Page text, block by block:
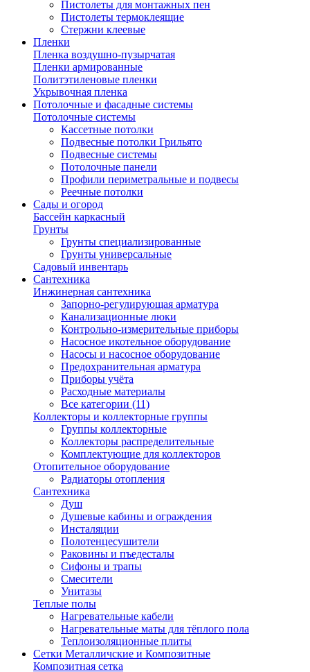
Пистолеты для монтажных пен
Пистолеты термоклеящие
Стержни клеевые
Пленки
Пленка воздушно-пузырчатая
Пленки армированные
Политэтиленовые пленки
Укрывочная пленка
Потолочные и фасадные системы
Потолочные системы
Кассетные потолки
Подвесные потолки Грильято
Подвесные системы
Потолочные панели
Профили периметральные и подвесы
Реечные потолки
Сады и огород
Бассейн каркасный
Грунты
Грунты специализированные
Грунты универсальные
Садовый инвентарь
Сантехника
Инжинерная сантехника
Запорно-регулирующая арматура
Канализационные люки
Контрольно-измерительные приборы
Насосное икотельное оборудование
Насосы и насосное оборудование
Предохранительная арматура
Приборы учёта
Расходные материалы
Все категории (11)
Коллекторы и коллекторные группы
Группы коллекторные
Коллекторы распределительные
Комплектующие для коллекторов
Отопительное оборудование
Радиаторы отопления
Сантехника
Душ
Душевые кабины и ограждения
Инсталяции
Полотенцесушители
Раковины и пъедесталы
Сифоны и трапы
Смесители
Унитазы
Теплые полы
Нагревательные кабели
Нагревательные маты для тёплого пола
Теплоизоляционные плиты
Сетки Металличские и Композитные
Композитная сетка